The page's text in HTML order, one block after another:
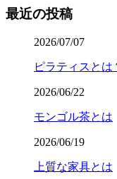
最近の投稿
2026/07/07
ピラティスと
2026/06/22
モンゴル茶とは
2026/06/19
上質な家具とは